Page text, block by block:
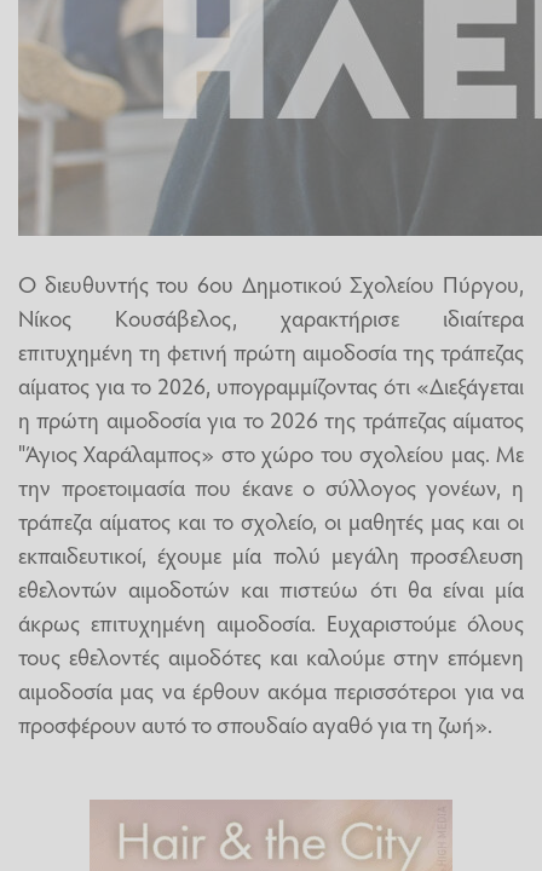
Ο διευθυντής του 6ου Δημοτικού Σχολείου Πύργου,
Νίκος Κουσάβελος, χαρακτήρισε ιδιαίτερα
επιτυχημένη τη φετινή πρώτη αιμοδοσία της τράπεζας
αίματος για το 2026, υπογραμμίζοντας ότι «Διεξάγεται
η πρώτη αιμοδοσία για το 2026 της τράπεζας αίματος
"Άγιος Χαράλαμπος» στο χώρο του σχολείου μας. Με
την προετοιμασία που έκανε ο σύλλογος γονέων, η
τράπεζα αίματος και το σχολείο, οι μαθητές μας και οι
εκπαιδευτικοί, έχουμε μία πολύ μεγάλη προσέλευση
εθελοντών αιμοδοτών και πιστεύω ότι θα είναι μία
άκρως επιτυχημένη αιμοδοσία. Ευχαριστούμε όλους
τους εθελοντές αιμοδότες και καλούμε στην επόμενη
αιμοδοσία μας να έρθουν ακόμα περισσότεροι για να
προσφέρουν αυτό το σπουδαίο αγαθό για τη ζωή».